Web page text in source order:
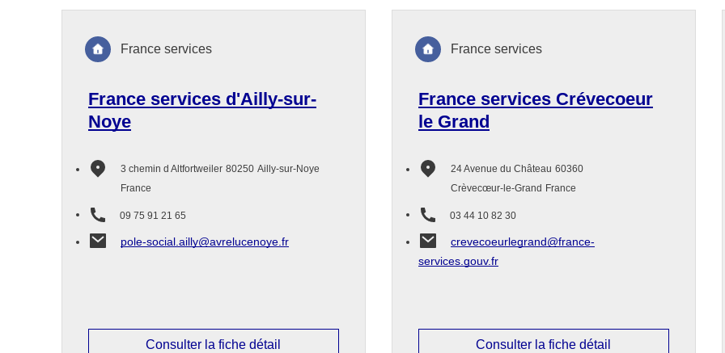
France services d'Ailly-sur-
Noye
3 chemin d Altfortweiler 80250 Ailly-sur-Noye
France
09 75 91 21 65
pole-social.ailly@avrelucenoye.fr
France services
Consulter la fiche détail
France services Crévecoeur
le Grand
24 Avenue du Château 60360
Crèvecœur-le-Grand France
03 44 10 82 30
crevecoeurlegrand@france-
services.gouv.fr
France services
Consulter la fiche détail